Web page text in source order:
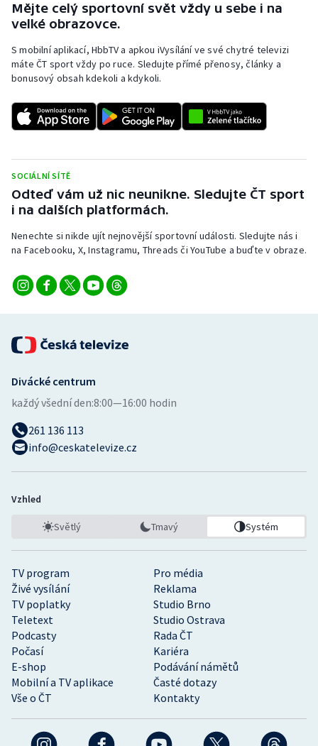
Rychlostní kanoistika
Short track
Sportovní střelba
Stolní tenis
Veslování
Volejbal
Ostatní
Mějte celý sportovní svět vždy u sebe i na
velké obrazovce.
S mobilní aplikací, HbbTV a apkou iVysílání ve své chytré televizi
máte ČT sport vždy po ruce. Sledujte přímé přenosy, články a
bonusový obsah kdekoli a kdykoli.
SOCIÁLNÍ SÍTĚ
Odteď vám už nic neunikne. Sledujte ČT sport
i na dalších platformách.
Nenechte si nikde ujít nejnovější sportovní události. Sledujte nás i
na Facebooku, X, Instagramu, Threads či YouTube a buďte v obraze.
TV program
Pro média
Živé vysílání
Reklama
TV poplatky
Studio Brno
Teletext
Studio Ostrava
Podcasty
Rada ČT
Počasí
Kariéra
E-shop
Podávání námětů
Mobilní a TV aplikace
Časté dotazy
Vše o ČT
Kontakty
Divácké centrum
každý všední den:8:00—16:00 hodin
261 136 113
info@ceskatelevize.cz
Vzhled
Světlý Tmavý Systém